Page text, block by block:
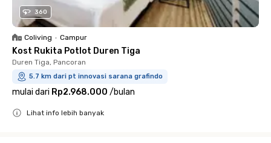
360
Coliving • Campur
Kost Rukita Potlot Duren Tiga
Duren Tiga, Pancoran
5.7 km dari pt innovasi sarana grafindo
mulai dari Rp2.968.000 /bulan
Lihat info lebih banyak